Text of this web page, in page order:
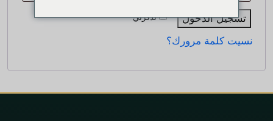
تذكرني
تسجيل الدخول
نسيت كلمة مرورك؟